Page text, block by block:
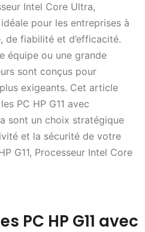
Intel Core Ultra,
pour les entreprises à
de fiabilité et d’efficacité.
équipe ou une grande
sont conçus pour
exigeants. Cet article
PC HP G11 avec
sont un choix stratégique
et la sécurité de votre
G11, Processeur Intel Core
PC HP G11 avec